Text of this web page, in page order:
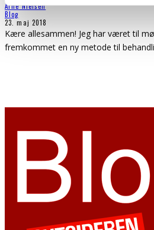
Arne Nielsen
Blog
23. maj 2018
Kære allesammen! Jeg har været til
fremkommet en ny metode til